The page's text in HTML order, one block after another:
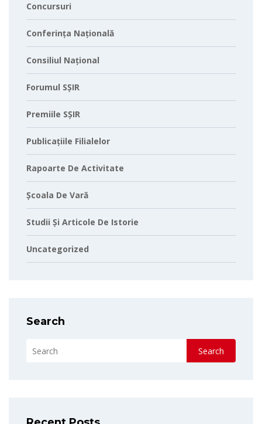
Concursuri
Conferința Națională
Consiliul Național
Forumul SȘIR
Premiile SȘIR
Publicațiile Filialelor
Rapoarte De Activitate
Școala De Vară
Studii Și Articole De Istorie
Uncategorized
Search
Search